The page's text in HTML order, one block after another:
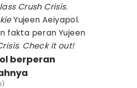
Crush Crisis.
Yujeen Aeiyapol.
fakta peran Yujeen
. Check it out!
berperan